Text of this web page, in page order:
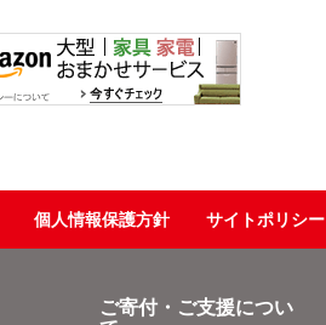
個人情報保護方針 サイトポリシー
ご寄付・ご支援につい